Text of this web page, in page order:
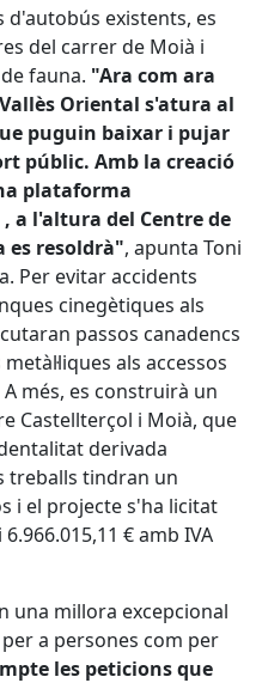
d'autobús existents, es
del carrer de Moià i
fauna. "Ara com ara
Oriental s'atura al
puguin baixar i pujar
públic. Amb la creació
plataforma
a l'altura del Centre de
es resoldrà", apunta Toni
Per evitar accidents
cinegètiques als
passos canadencs
als accessos
més, es construirà un
Castellterçol i Moià, que
derivada
treballs tindran un
i el projecte s'ha licitat
€ amb IVA
una millora excepcional
a persones com per
les peticions que